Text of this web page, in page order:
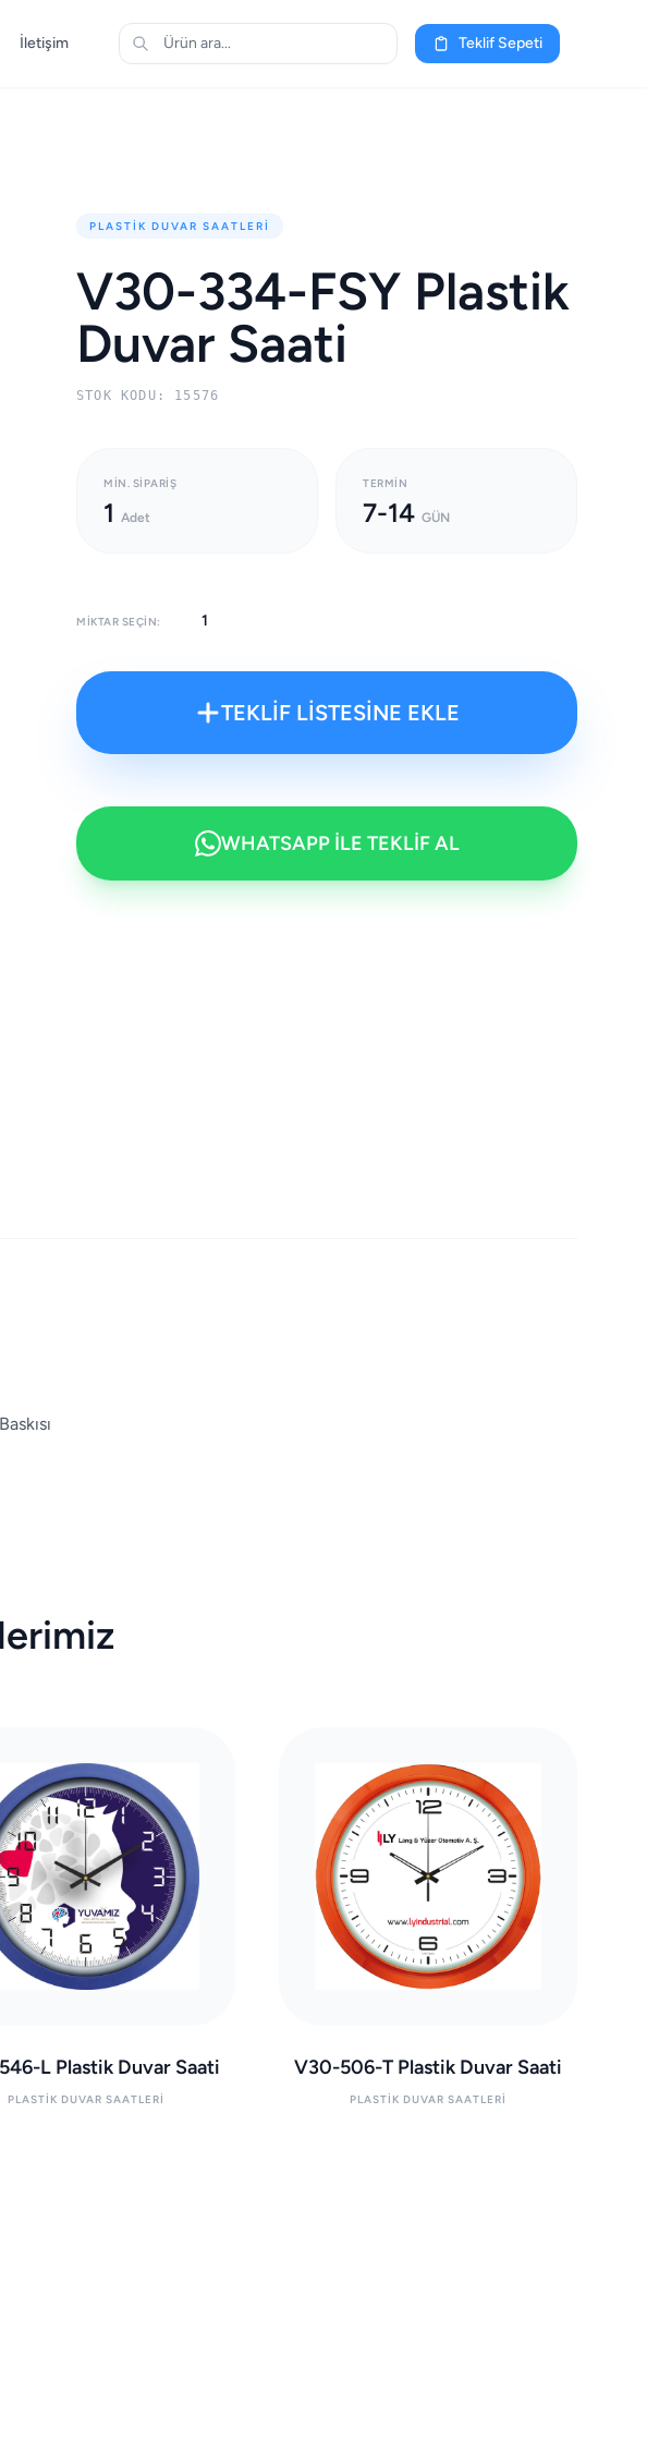
İletişim Teklif Sepeti
PLASTIK DUVAR SAATLERI
V30-334-FSY Plastik
Duvar Saati
STOK KODU: 15576
MIN. SIPARIŞ
1 Adet
TERMIN
7-14 GÜN
MIKTAR SEÇIN:
TEKLİF LİSTESİNE EKLE
WHATSAPP İLE TEKLİF AL
L Plastik Duvar Saati
PLASTIK DUVAR SAATLERI
V30-506-T Plastik Duvar Saati
PLASTIK DUVAR SAATLERI